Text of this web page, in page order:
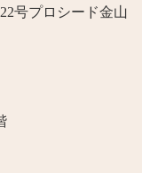
号プロシード金山